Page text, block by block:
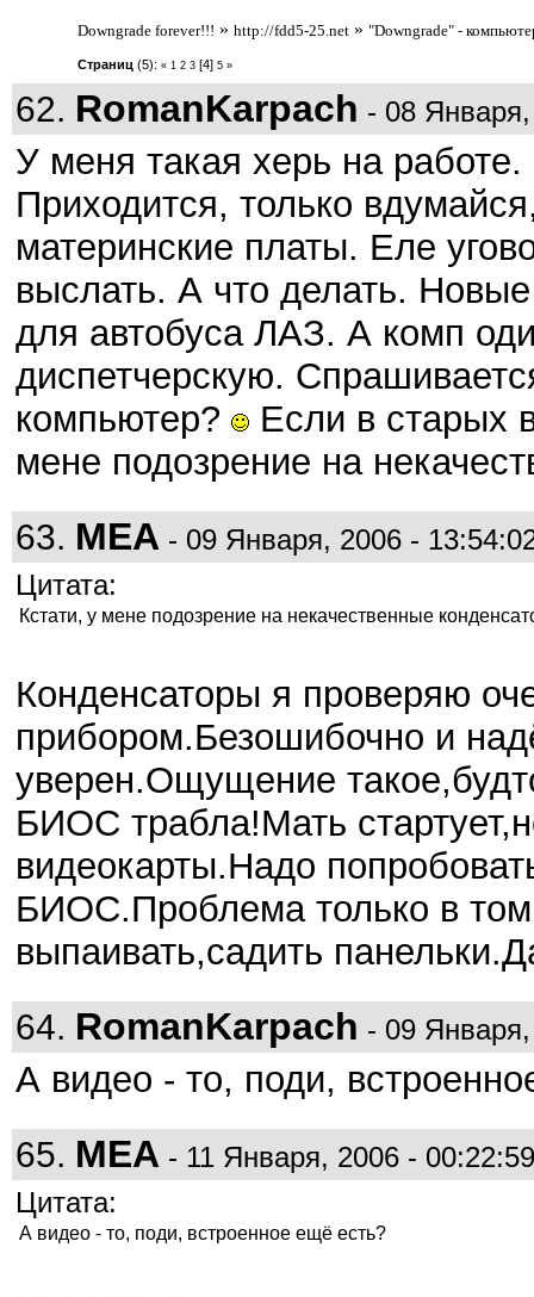
Downgrade forever!!! » http://fdd5-25.net» "Downgrade" -
Страниц (5): « 1 2 3 [4] 5 »
62. RomanKarpach - 08
У меня такая херь на работе.
Приходится, только
материнские платы. Еле
выслать. А что делать.
для автобуса ЛАЗ. А комп
диспетчерскую.
компьютер?
Если в старых
мене подозрение на
63. MEA - 09 Января, 2006 -
Цитата:
Кстати, у мене подозрение на некачественные
Конденсаторы я проверяю
прибором.Безошибочно и
уверен.Ощущение
БИОС трабла!Мать
видеокарты.Надо
БИОС.Проблема только в
выпаивать,садить
64. RomanKarpach - 09
А видео - то, поди,
65. MEA - 11 Января, 2006 - 00:22:59
Цитата:
А видео - то, поди, встроенное ещё есть?